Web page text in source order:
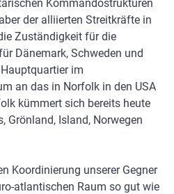
Kommandostrukturen
der alliierten Streitkräfte in
Zuständigkeit für die
Dänemark, Schweden und
im
an das in Norfolk in den USA
kümmert sich bereits heute
Grönland, Island, Norwegen
Koordinierung unserer Gegner
atlantischen Raum so gut wie